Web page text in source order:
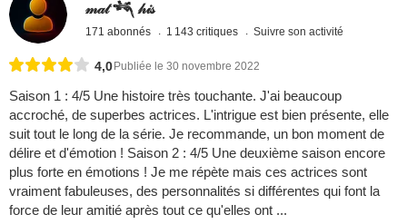
𝓂𝒶𝓉 𓆈 𝒽𝒾𝓈
171 abonnés 1 143 critiques Suivre son activité
4,0 Publiée le 30 novembre 2022
Saison 1 : 4/5 Une histoire très touchante. J'ai beaucoup
accroché, de superbes actrices. L'intrigue est bien présente, elle
suit tout le long de la série. Je recommande, un bon moment de
délire et d'émotion ! Saison 2 : 4/5 Une deuxième saison encore
plus forte en émotions ! Je me répète mais ces actrices sont
vraiment fabuleuses, des personnalités si différentes qui font la
force de leur amitié après tout ce qu'elles ont ...